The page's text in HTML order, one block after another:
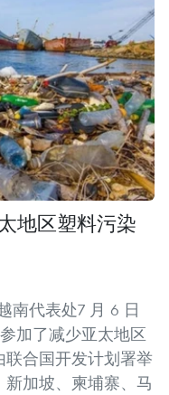
地区塑料污染
南代表处7 月 6 日
加了减少亚太地区
合国开发计划署举
加坡、柬埔寨、马